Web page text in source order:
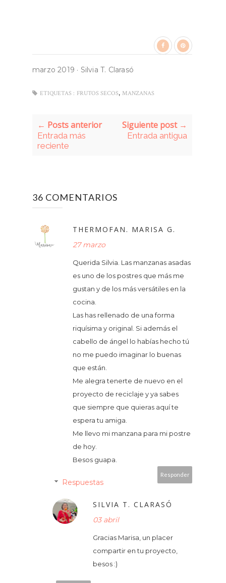
marzo 2019 · Silvia T. Clarasó
ETIQUETAS : FRUTOS SECOS, MANZANAS
← Posts anterior
Entrada más
reciente
Siguiente post →
Entrada antigua
36 COMENTARIOS
THERMOFAN. MARISA G.
27 marzo
Querida Silvia. Las manzanas asadas
es uno de los postres que más me
gustan y de los más versátiles en la
cocina.
Las has rellenado de una forma
riquísima y original. Si además el
cabello de ángel lo habías hecho tú
no me puedo imaginar lo buenas
que están.
Me alegra tenerte de nuevo en el
proyecto de reciclaje y ya sabes
que siempre que quieras aquí te
espera tu amiga.
Me llevo mi manzana para mi postre
de hoy.
Besos guapa.
Responder
Respuestas
SILVIA T. CLARASÓ
03 abril
Gracias Marisa, un placer
compartir en tu proyecto,
besos :)